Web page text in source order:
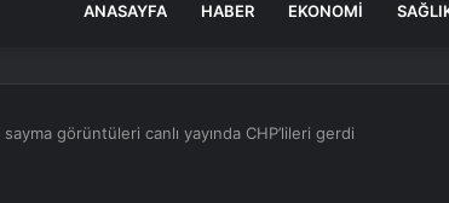
ANASAYFA HABER EKONOMI
sayma görüntüleri canlı yayında CHP’lileri gerdi